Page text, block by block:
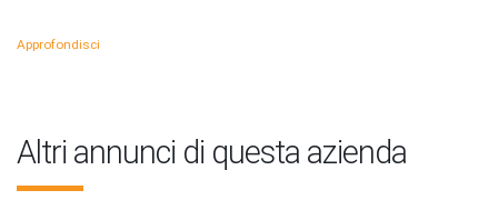
Approfondisci
Altri annunci di questa azienda